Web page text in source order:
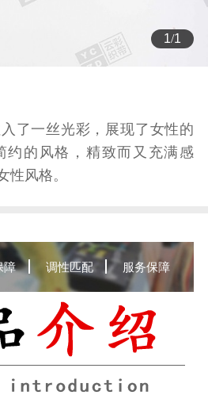
1/1
了一丝光彩，展现了女性的
约的风格，精致而又充满感
性风格。
障 调性匹配 服务保障